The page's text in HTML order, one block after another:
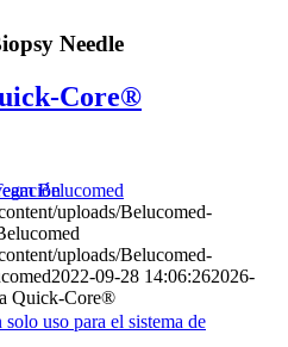
uso para el sistema de
Needle
Core®
Belucomed
uploads/Belucomed-
uploads/Belucomed-
2022-09-28 14:06:262026-
Quick-Core®